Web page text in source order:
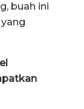
buah ini